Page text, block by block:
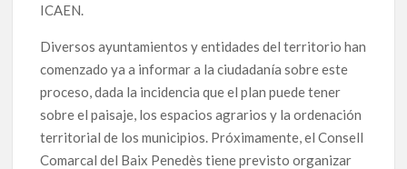
ICAEN.
Diversos ayuntamientos y entidades del territorio han
comenzado ya a informar a la ciudadanía sobre este
proceso, dada la incidencia que el plan puede tener
sobre el paisaje, los espacios agrarios y la ordenación
territorial de los municipios. Próximamente, el Consell
Comarcal del Baix Penedès tiene previsto organizar